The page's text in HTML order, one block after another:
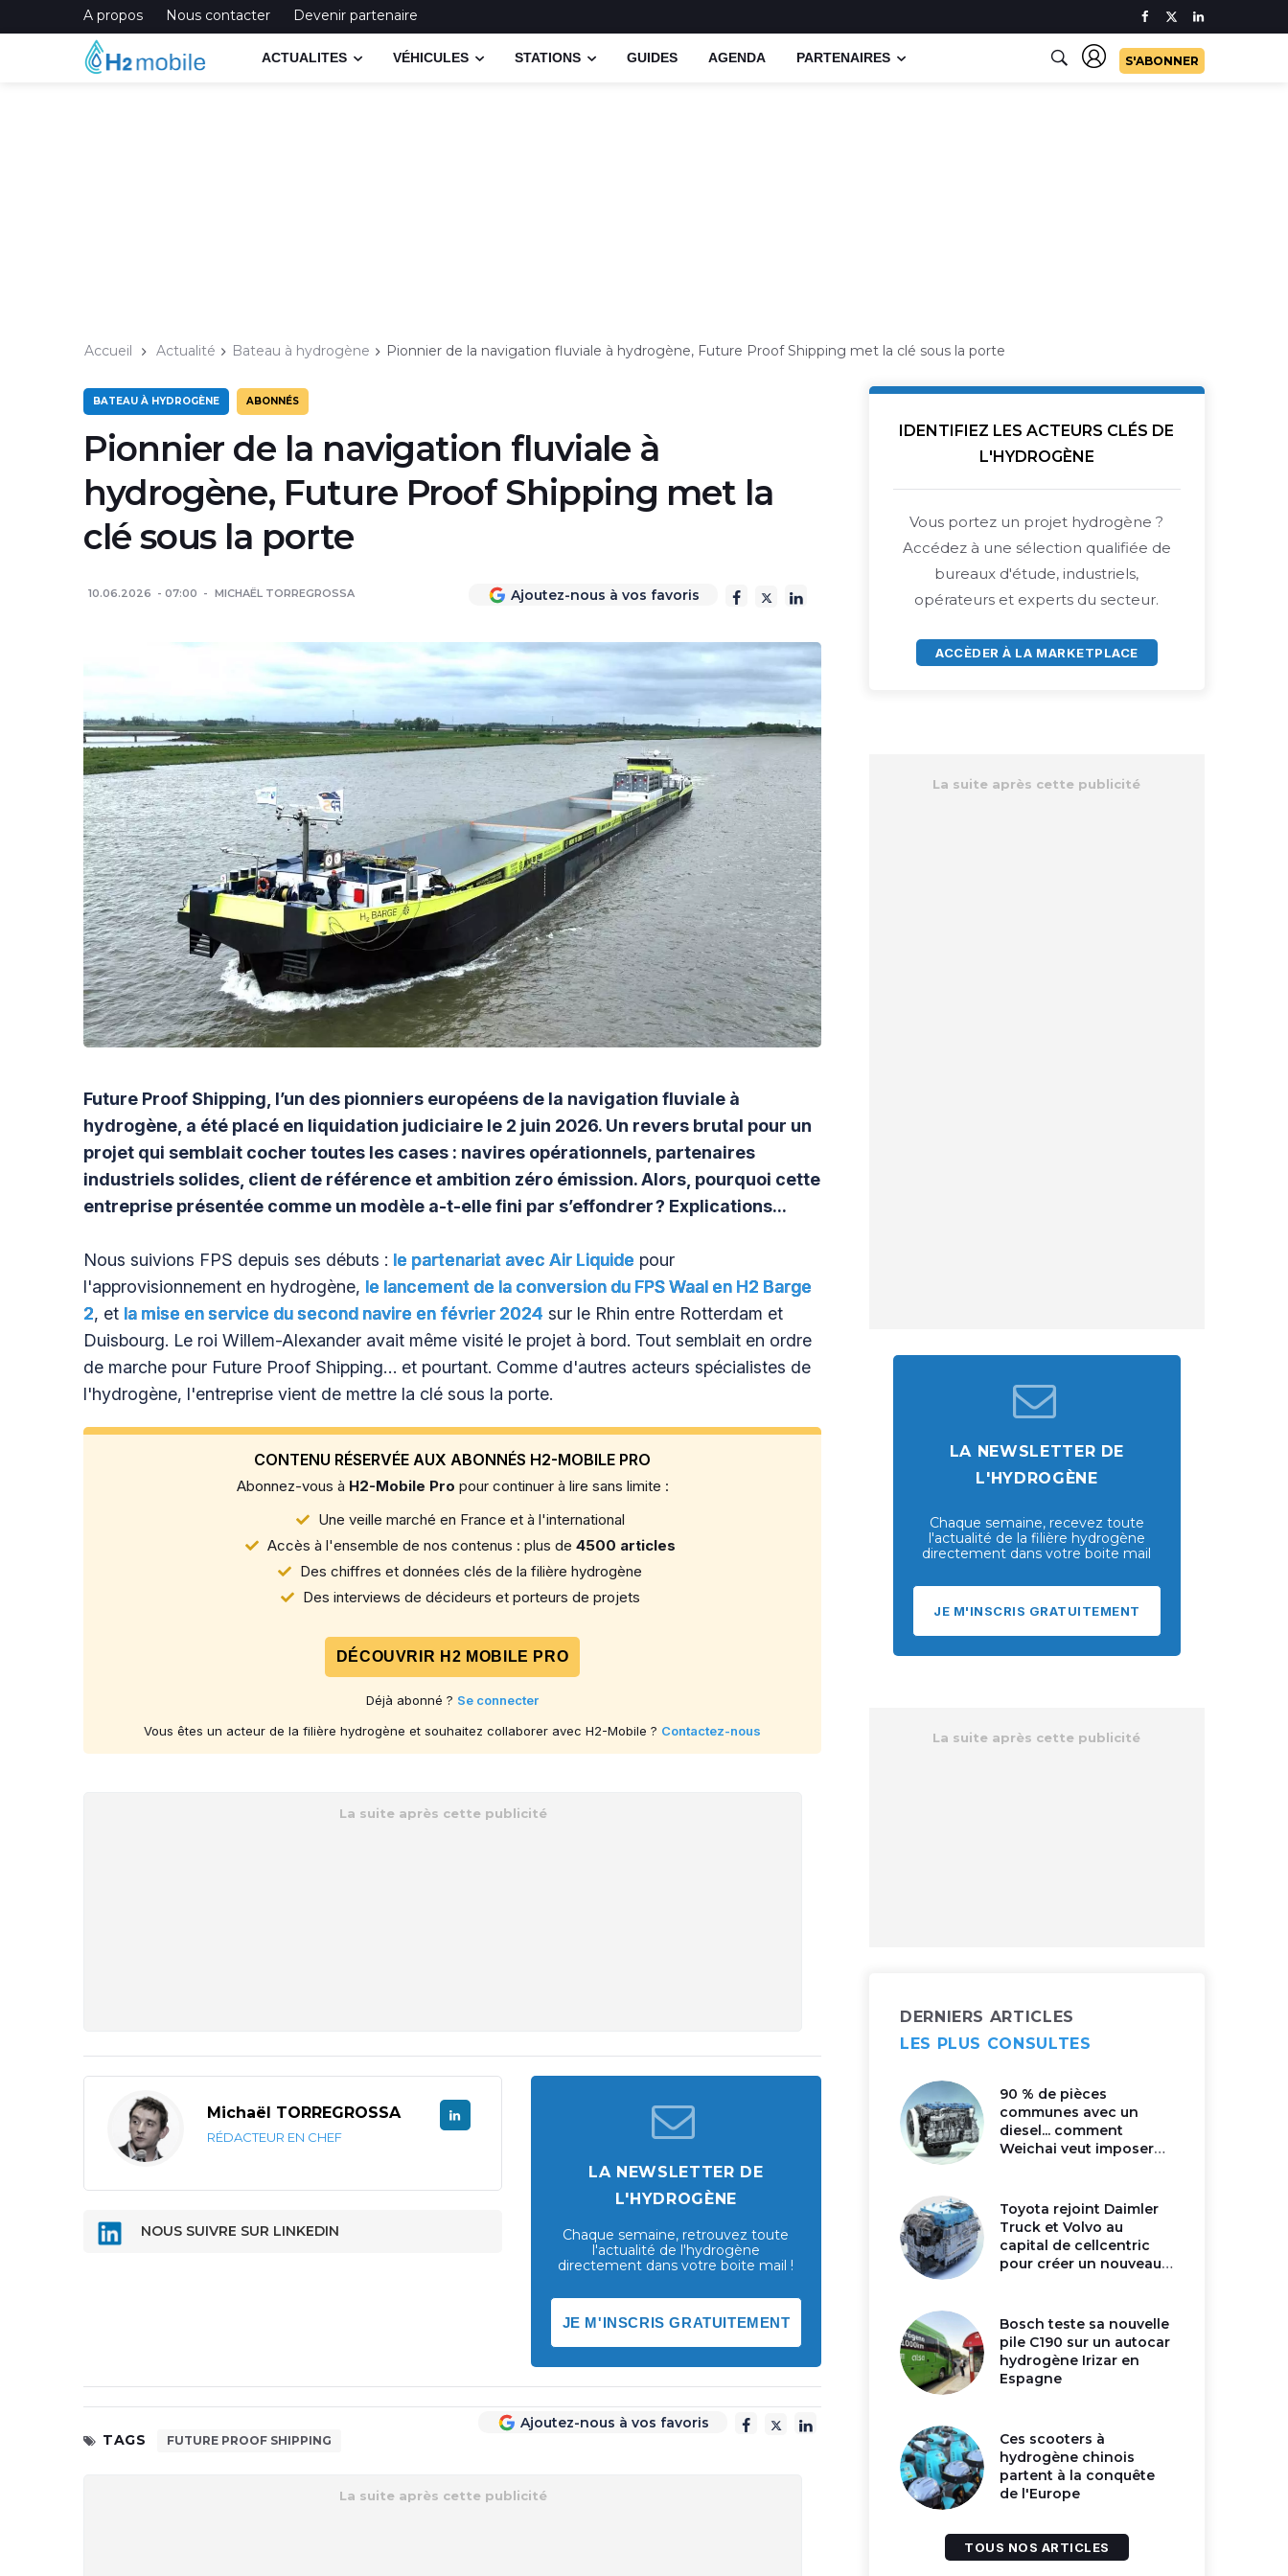
A propos Nous contacter Devenir partenaire
ACTUALITES VÉHICULES STATIONS GUIDES AGENDA PARTENAIRES S'ABONNER
Accueil Actualité Bateau à hydrogène Pionnier de la navigation fluviale à hydrogène, Future Proof Shipping met la clé sous la porte
BATEAU À HYDROGÈNE ABONNÉS
Pionnier de la navigation fluviale à
hydrogène, Future Proof Shipping met la
clé sous la porte
10.06.2026 07:00 MICHAËL TORREGROSSA Ajoutez-nous à vos favoris
Future Proof Shipping, l’un des pionniers européens de la navigation fluviale à
hydrogène, a été placé en liquidation judiciaire le 2 juin 2026. Un revers brutal pour un
projet qui semblait cocher toutes les cases : navires opérationnels, partenaires
industriels solides, client de référence et ambition zéro émission. Alors, pourquoi cette
entreprise présentée comme un modèle a-t-elle fini par s’effondrer ? Explications...
Nous suivions FPS depuis ses débuts : le partenariat avec Air Liquide pour
l'approvisionnement en hydrogène, le lancement de la conversion du FPS Waal en H2 Barge
2, et la mise en service du second navire en février 2024 sur le Rhin entre Rotterdam et
Duisbourg. Le roi Willem-Alexander avait même visité le projet à bord. Tout semblait en ordre
de marche pour Future Proof Shipping… et pourtant. Comme d'autres acteurs spécialistes de
l'hydrogène, l'entreprise vient de mettre la clé sous la porte.
CONTENU RÉSERVÉE AUX ABONNÉS H2-MOBILE PRO
Abonnez-vous à H2-Mobile Pro pour continuer à lire sans limite :
Une veille marché en France et à l'international
Accès à l'ensemble de nos contenus : plus de 4500 articles
Des chiffres et données clés de la filière hydrogène
Des interviews de décideurs et porteurs de projets
DÉCOUVRIR H2 MOBILE PRO
Déjà abonné ? Se connecter
Vous êtes un acteur de la filière hydrogène et souhaitez collaborer avec H2-Mobile ? Contactez-nous
Michaël TORREGROSSA
RÉDACTEUR EN CHEF
NOUS SUIVRE SUR LINKEDIN
LA NEWSLETTER DE
L'HYDROGÈNE
Chaque semaine, retrouvez toute
l'actualité de l'hydrogène
directement dans votre boite mail !
JE M'INSCRIS GRATUITEMENT
Ajoutez-nous à vos favoris
TAGS
FUTURE PROOF SHIPPING
IDENTIFIEZ LES ACTEURS CLÉS DE
L'HYDROGÈNE
Vous portez un projet hydrogène ?
Accédez à une sélection qualifiée de
bureaux d'étude, industriels,
opérateurs et experts du secteur.
ACCÈDER À LA MARKETPLACE
LA NEWSLETTER DE
L'HYDROGÈNE
Chaque semaine, recevez toute
l'actualité de la filière hydrogène
directement dans votre boite mail
JE M'INSCRIS GRATUITEMENT
DERNIERS ARTICLES
LES PLUS CONSULTES
90 % de pièces
communes avec un
diesel... comment
Weichai veut imposer
Toyota rejoint Daimler
Truck et Volvo au
capital de cellcentric
pour créer un nouveau
Bosch teste sa nouvelle
pile C190 sur un autocar
hydrogène Irizar en
Espagne
Ces scooters à
hydrogène chinois
partent à la conquête
de l'Europe
TOUS NOS ARTICLES